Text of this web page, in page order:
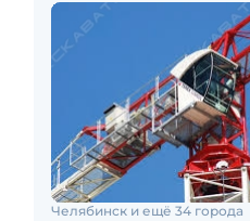
Челябинск и ещё 34 города